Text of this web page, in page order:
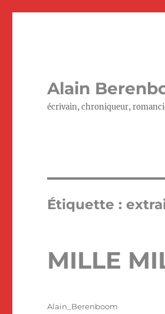
Alain
écrivain, chroniqueur,
Étiquette :
MILLE
Auteur
Alain_Berenboom